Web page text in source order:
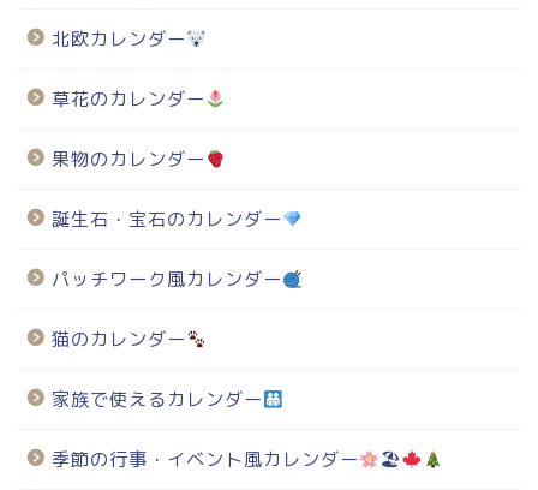
北欧カレンダー
草花のカレンダー
果物のカレンダー
誕生石・宝石のカレンダー
パッチワーク風カレンダー
猫のカレンダー
家族で使えるカレンダー
季節の行事・イベント風カレンダー 🏖